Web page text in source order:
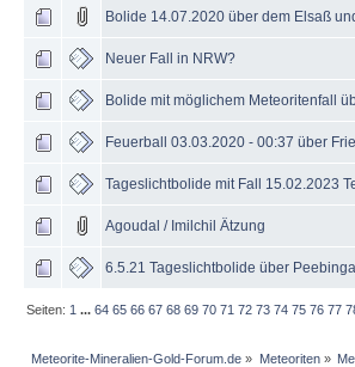
Bolide 14.07.2020 über dem Elsaß
Neuer Fall in NRW?
Bolide mit möglichem Meteoritenfall
Feuerball 03.03.2020 - 00:37 über
Tageslichtbolide mit Fall 15.02.2023
Agoudal / Imilchil Ätzung
6.5.21 Tageslichtbolide über
Seiten: 1 ...64 65 66 67 68 69 70 71 72 73 74 75 76 77
Meteorite-Mineralien-Gold-Forum.de » Meteoriten»